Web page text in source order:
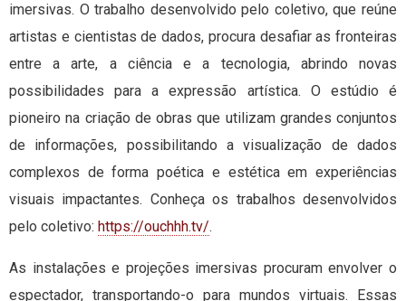
imersivas. O trabalho desenvolvido pelo coletivo, que reúne
artistas e cientistas de dados, procura desafiar as fronteiras
entre a arte, a ciência e a tecnologia, abrindo novas
possibilidades para a expressão artística. O estúdio é
pioneiro na criação de obras que utilizam grandes conjuntos
de informações, possibilitando a visualização de dados
complexos de forma poética e estética em experiências
visuais impactantes. Conheça os trabalhos desenvolvidos
pelo coletivo: https://ouchhh.tv/.
As instalações e projeções imersivas procuram envolver o
espectador, transportando-o para mundos virtuais. Essas